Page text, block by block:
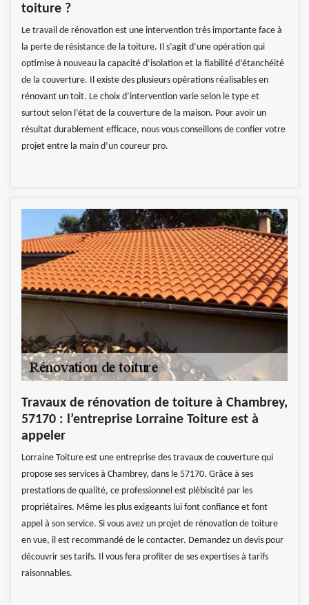
toiture ?
Le travail de rénovation est une intervention très importante face à
la perte de résistance de la toiture. Il s’agit d’une opération qui
optimise à nouveau la capacité d’isolation et la fiabilité d’étanchéité
de la couverture. Il existe des plusieurs opérations réalisables en
rénovant un toit. Le choix d’intervention varie selon le type et
surtout selon l’état de la couverture de la maison. Pour avoir un
résultat durablement efficace, nous vous conseillons de confier votre
projet entre la main d’un coureur pro.
Travaux de rénovation de toiture à Chambrey,
57170 : l’entreprise Lorraine Toiture est à
appeler
Lorraine Toiture est une entreprise des travaux de couverture qui
propose ses services à Chambrey, dans le 57170. Grâce à ses
prestations de qualité, ce professionnel est plébiscité par les
propriétaires. Même les plus exigeants lui font confiance et font
appel à son service. Si vous avez un projet de rénovation de toiture
en vue, il est recommandé de le contacter. Demandez un devis pour
découvrir ses tarifs. Il vous fera profiter de ses expertises à tarifs
raisonnables.